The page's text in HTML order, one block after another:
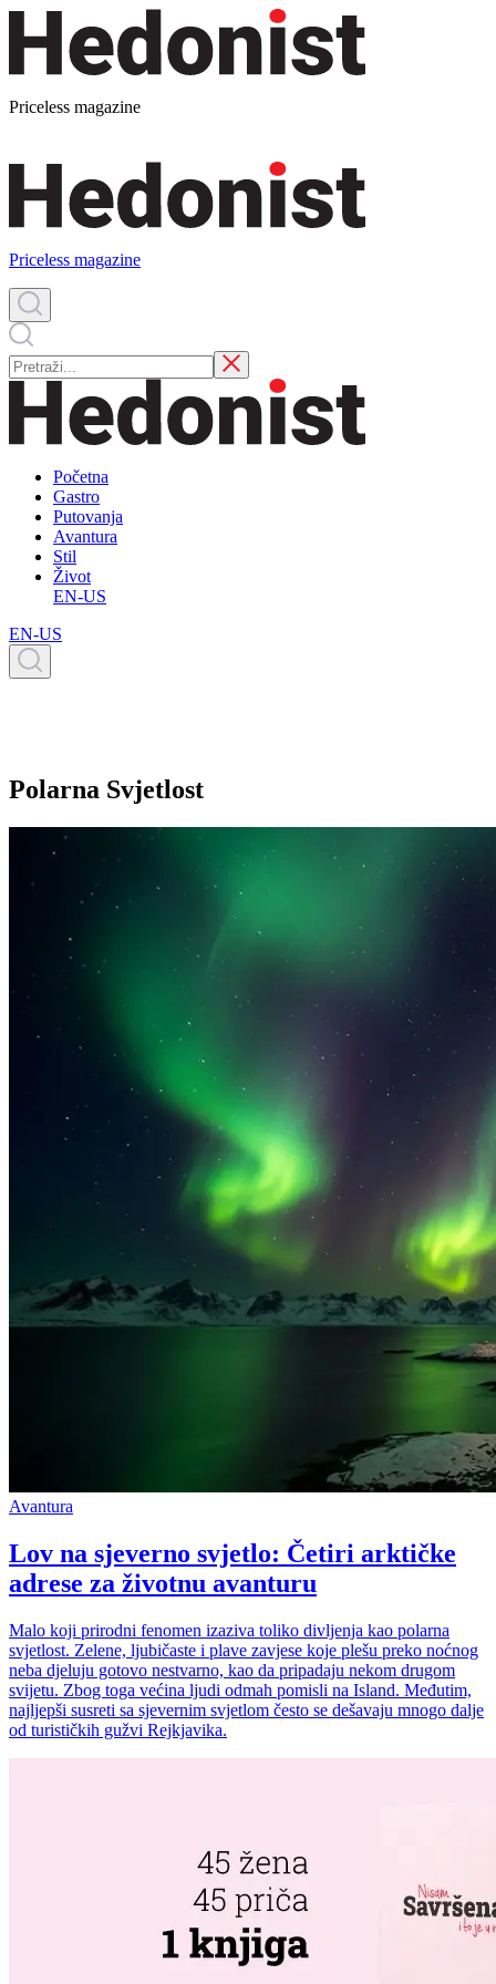
Priceless magazine
Priceless magazine
Početna
Gastro
Putovanja
Avantura
Stil
Život
EN-US
EN-US
Polarna Svjetlost
Avantura
Lov na sjeverno svjetlo: Četiri arktičke
adrese za životnu avanturu
Malo koji prirodni fenomen izaziva toliko divljenja kao polarna
svjetlost. Zelene, ljubičaste i plave zavjese koje plešu preko noćnog
neba djeluju gotovo nestvarno, kao da pripadaju nekom drugom
svijetu. Zbog toga većina ljudi odmah pomisli na Island. Međutim,
najljepši susreti sa sjevernim svjetlom često se dešavaju mnogo dalje
od turističkih gužvi Rejkjavika.